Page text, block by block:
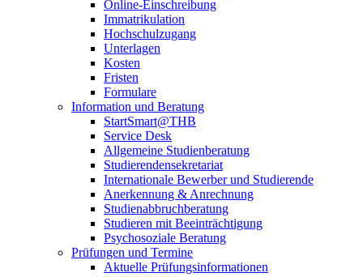
Online-Einschreibung
Immatrikulation
Hochschulzugang
Unterlagen
Kosten
Fristen
Formulare
Information und Beratung
StartSmart@THB
Service Desk
Allgemeine Studienberatung
Studierendensekretariat
Internationale Bewerber und Studierende
Anerkennung & Anrechnung
Studienabbruchberatung
Studieren mit Beeinträchtigung
Psychosoziale Beratung
Prüfungen und Termine
Aktuelle Prüfungsinformationen